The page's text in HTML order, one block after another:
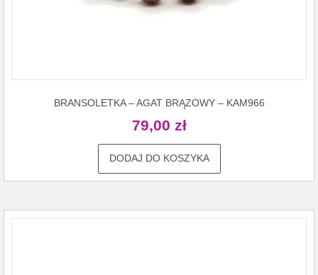
BRANSOLETKA – AGAT BRĄZOWY – KAM966
79,00 zł
DODAJ DO KOSZYKA